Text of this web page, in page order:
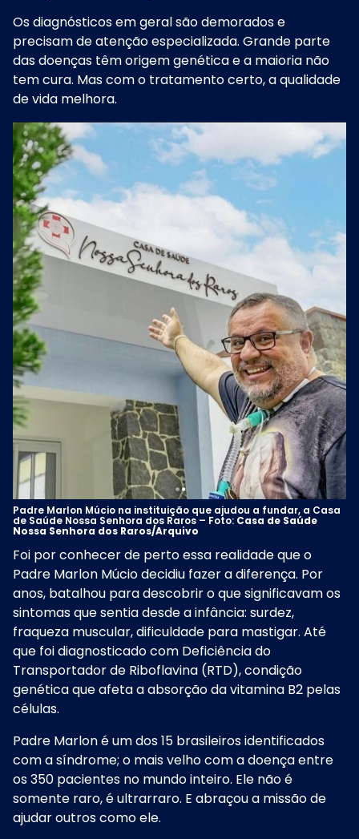
Os diagnósticos em geral são demorados e
precisam de atenção especializada. Grande parte
das doenças têm origem genética e a maioria não
tem cura. Mas com o tratamento certo, a qualidade
de vida melhora.
Padre Marlon Múcio na instituição que ajudou a fundar, a Casa
de Saúde Nossa Senhora dos Raros – Foto: Casa de Saúde
Nossa Senhora dos Raros/Arquivo
Foi por conhecer de perto essa realidade que o
Padre Marlon Múcio decidiu fazer a diferença. Por
anos, batalhou para descobrir o que significavam os
sintomas que sentia desde a infância: surdez,
fraqueza muscular, dificuldade para mastigar. Até
que foi diagnosticado com Deficiência do
Transportador de Riboflavina (RTD), condição
genética que afeta a absorção da vitamina B2 pelas
células.
Padre Marlon é um dos 15 brasileiros identificados
com a síndrome; o mais velho com a doença entre
os 350 pacientes no mundo inteiro. Ele não é
somente raro, é ultrarraro. E abraçou a missão de
ajudar outros como ele.